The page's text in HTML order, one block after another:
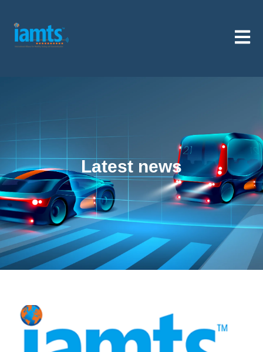
Latest news